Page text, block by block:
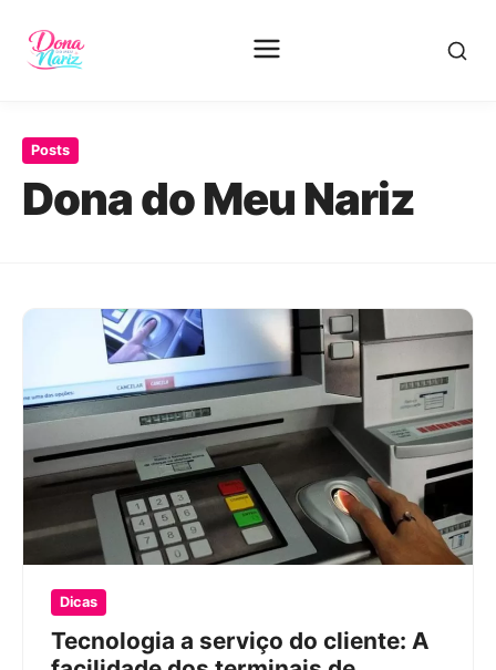
para
conteúdo
Posts
Dona do Meu Nariz
Dicas
Tecnologia a serviço do cliente: A